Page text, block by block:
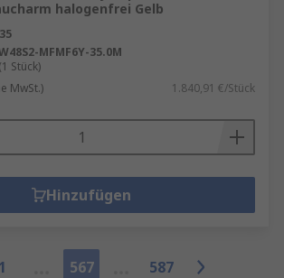
halogenfrei Gelb
MFMF6Y-35.0M
Stück)
MwSt.) 1.840,91 €/Stück
Hinzufügen
1 567
587